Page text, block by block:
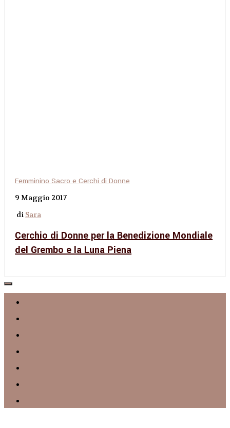
Femminino Sacro e Cerchi di Donne
9 Maggio 2017
di Sara
Cerchio di Donne per la Benedizione Mondiale
del Grembo e la Luna Piena